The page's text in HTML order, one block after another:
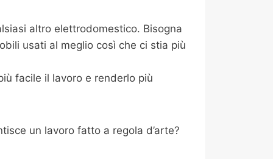
altro elettrodomestico. Bisogna
usati al meglio così che ci stia più
facile il lavoro e renderlo più
un lavoro fatto a regola d’arte?